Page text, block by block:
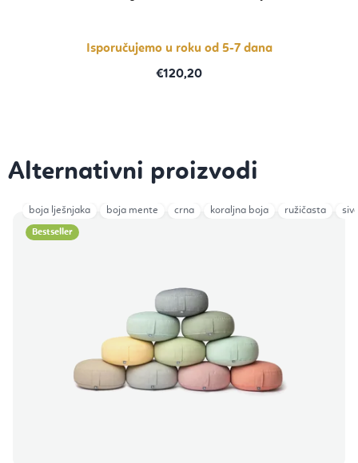
Isporučujemo u roku od 5-7 dana
€120,20
Bestseller
boja lješnjaka boja mente crna koraljna boja ružičasta